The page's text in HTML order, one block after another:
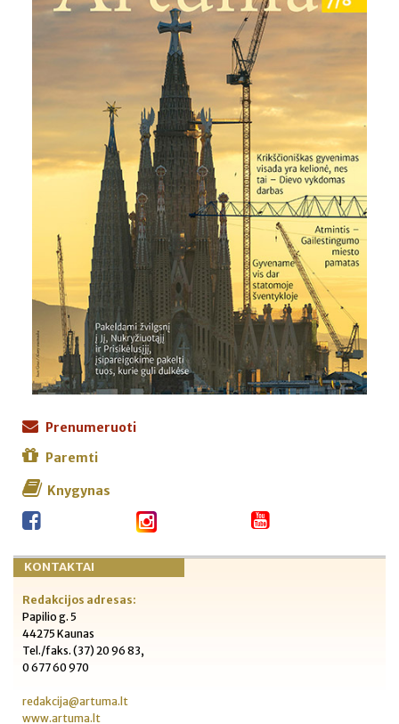
Prenumeruoti
Paremti
Knygynas
KONTAKTAI
Redakcijos adresas:
Papilio g. 5
44275 Kaunas
Tel./faks. (37) 20 96 83,
0 677 60 970
redakcija@artuma.lt
www.artuma.lt